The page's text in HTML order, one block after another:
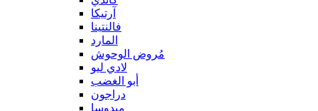
آرتيكا
فالنتينا
المارد
مُروض الوحوش
لادي ليو
أبو الغضب
دراجون
ميدوسا